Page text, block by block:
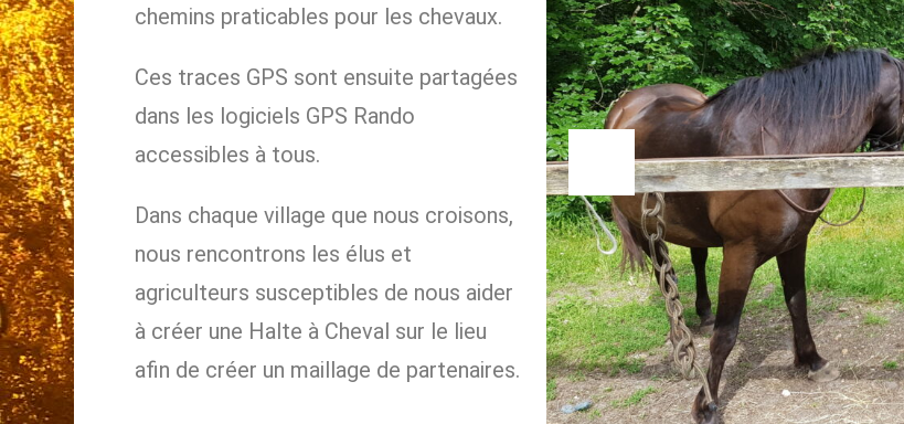
chemins praticables pour les chevaux.
Ces traces GPS sont ensuite partagées
dans les logiciels GPS Rando
accessibles à tous.
Dans chaque village que nous croisons,
nous rencontrons les élus et
agriculteurs susceptibles de nous aider
à créer une Halte à Cheval sur le lieu
afin de créer un maillage de partenaires.